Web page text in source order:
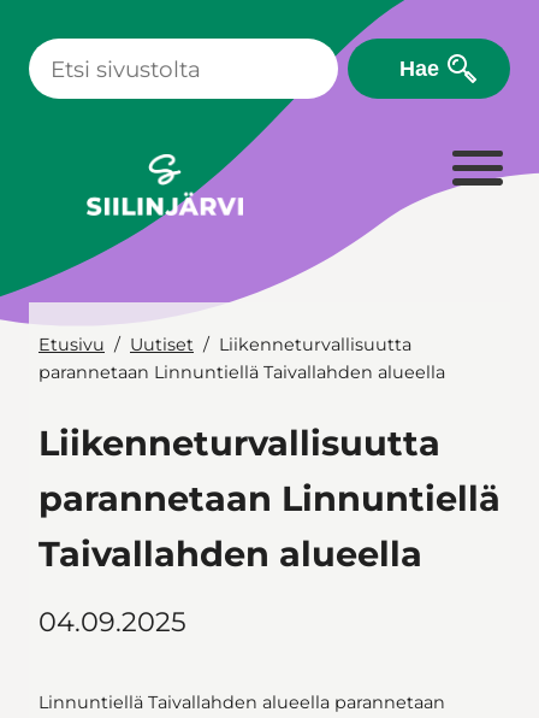
sisältöön
Hae
Etusivu Uutiset
Liikenneturvallisuutta
parannetaan Linnuntiellä Taivallahden alueella
Liikenneturvallisuutta
parannetaan Linnuntiellä
Taivallahden alueella
04.09.2025
Linnuntiellä Taivallahden alueella parannetaan